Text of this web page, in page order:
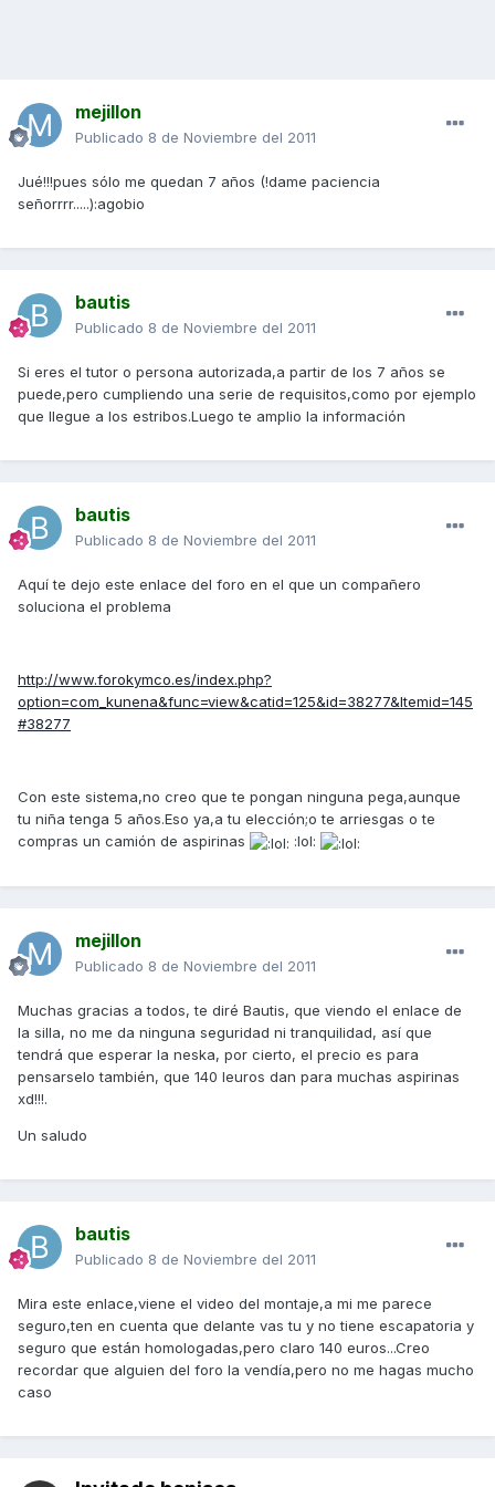
mejillon
Publicado 8 de Noviembre del 2011
Jué!!!pues sólo me quedan 7 años (!dame paciencia
señorrrr.....):agobio
bautis
Publicado 8 de Noviembre del 2011
Si eres el tutor o persona autorizada,a partir de los 7 años se
puede,pero cumpliendo una serie de requisitos,como por ejemplo
que llegue a los estribos.Luego te amplio la información
bautis
Publicado 8 de Noviembre del 2011
Aquí te dejo este enlace del foro en el que un compañero
soluciona el problema
http://www.forokymco.es/index.php?
option=com_kunena&func=view&catid=125&id=38277&Itemid=145
#38277
Con este sistema,no creo que te pongan ninguna pega,aunque
tu niña tenga 5 años.Eso ya,a tu elección;o te arriesgas o te
compras un camión de aspirinas
:lol:
mejillon
Publicado 8 de Noviembre del 2011
Muchas gracias a todos, te diré Bautis, que viendo el enlace de
la silla, no me da ninguna seguridad ni tranquilidad, así que
tendrá que esperar la neska, por cierto, el precio es para
pensarselo también, que 140 leuros dan para muchas aspirinas
xd!!!.
Un saludo
bautis
Publicado 8 de Noviembre del 2011
Mira este enlace,viene el video del montaje,a mi me parece
seguro,ten en cuenta que delante vas tu y no tiene escapatoria y
seguro que están homologadas,pero claro 140 euros...Creo
recordar que alguien del foro la vendía,pero no me hagas mucho
caso